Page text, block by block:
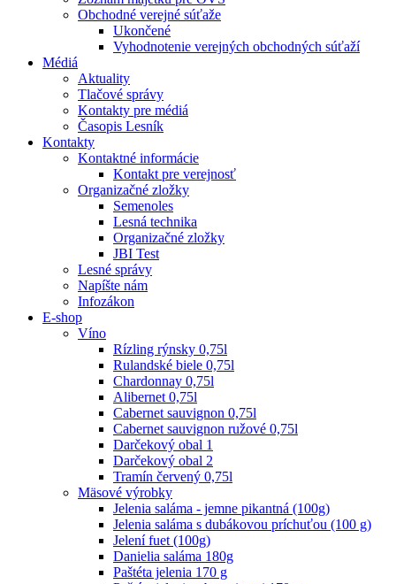
Obchodné verejné súťaže
Ukončené
Vyhodnotenie verejných obchodných súťaží
Médiá
Aktuality
Tlačové správy
Kontakty pre médiá
Časopis Lesník
Kontakty
Kontaktné informácie
Kontakt pre verejnosť
Organizačné zložky
Semenoles
Lesná technika
Organizačné zložky
JBI Test
Lesné správy
Napíšte nám
Infozákon
E-shop
Víno
Rízling rýnsky 0,75l
Rulandské biele 0,75l
Chardonnay 0,75l
Alibernet 0,75l
Cabernet sauvignon 0,75l
Cabernet sauvignon ružové 0,75l
Darčekový obal 1
Darčekový obal 2
Tramín červený 0,75l
Mäsové výrobky
Jelenia saláma - jemne pikantná (100g)
Jelenia saláma s dubákovou príchuťou (100 g)
Jelení fuet (100g)
Danielia saláma 180g
Paštéta jelenia 170 g